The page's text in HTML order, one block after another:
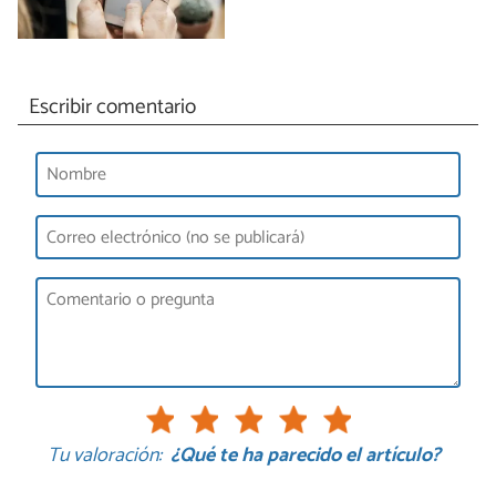
Escribir comentario
Tu valoración: ¿Qué te ha parecido el artículo?